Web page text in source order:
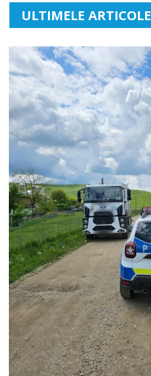
ULTIMELE ARTICOLE